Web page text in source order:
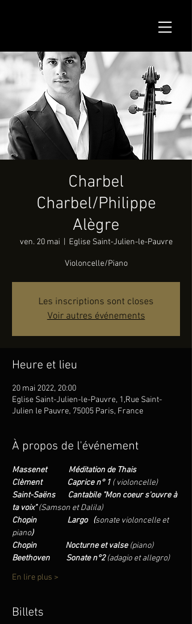
Charbel
Charbel/Philippe
Alègre
ven. 20 mai Eglise Saint-Julien-le-Pauvre
Violoncelle/Piano
Les inscriptions sont closes
Voir autres événements
Heure et lieu
20 mai 2022, 20:00
Eglise Saint-Julien-le-Pauvre, 1,Rue Saint-
Julien le Pauvre, 75005 Paris, France
À propos de l'événement
Massenet            Méditation de Thais
Clèment              Caprice n° 1 ( violoncelle)
Saint-Saëns       Cantabile "Mon coeur s'ouvre à
ta voix" (Samson et Dalila)
Chopin                 Largo   (sonate violoncelle et
piano)
Chopin                Nocturne et valse (piano)
Beethoven         Sonate n°2 (adagio et allegro)
En lire plus >
Billets